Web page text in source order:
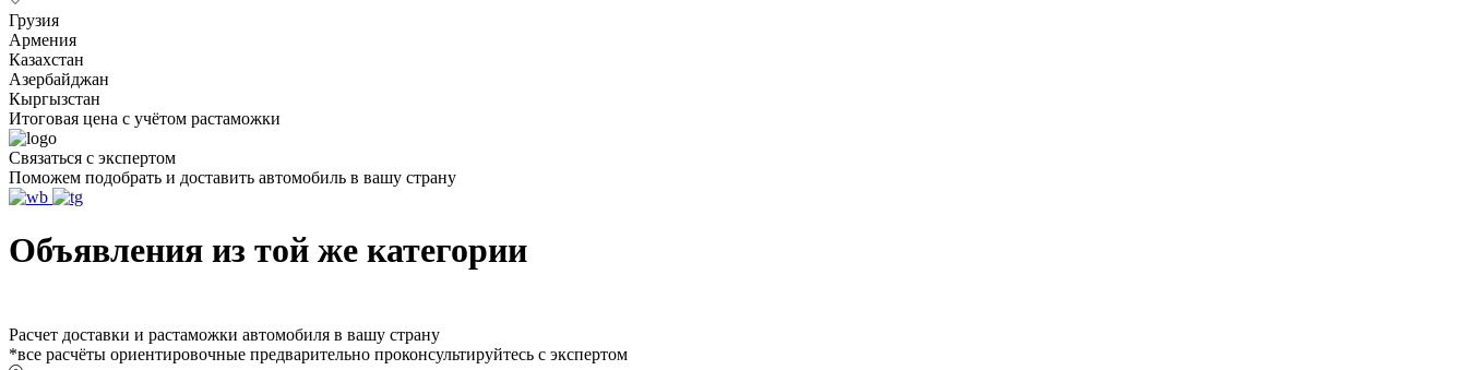
Грузия
Армения
Казахстан
Азербайджан
Кыргызстан
Итоговая цена с учётом растаможки
Связаться с экспертом
Поможем подобрать и доставить автомобиль в вашу страну
Объявления из той же категории
Расчет доставки и растаможки автомобиля в вашу страну
*все расчёты ориентировочные предварительно проконсультируйтесь с экспертом